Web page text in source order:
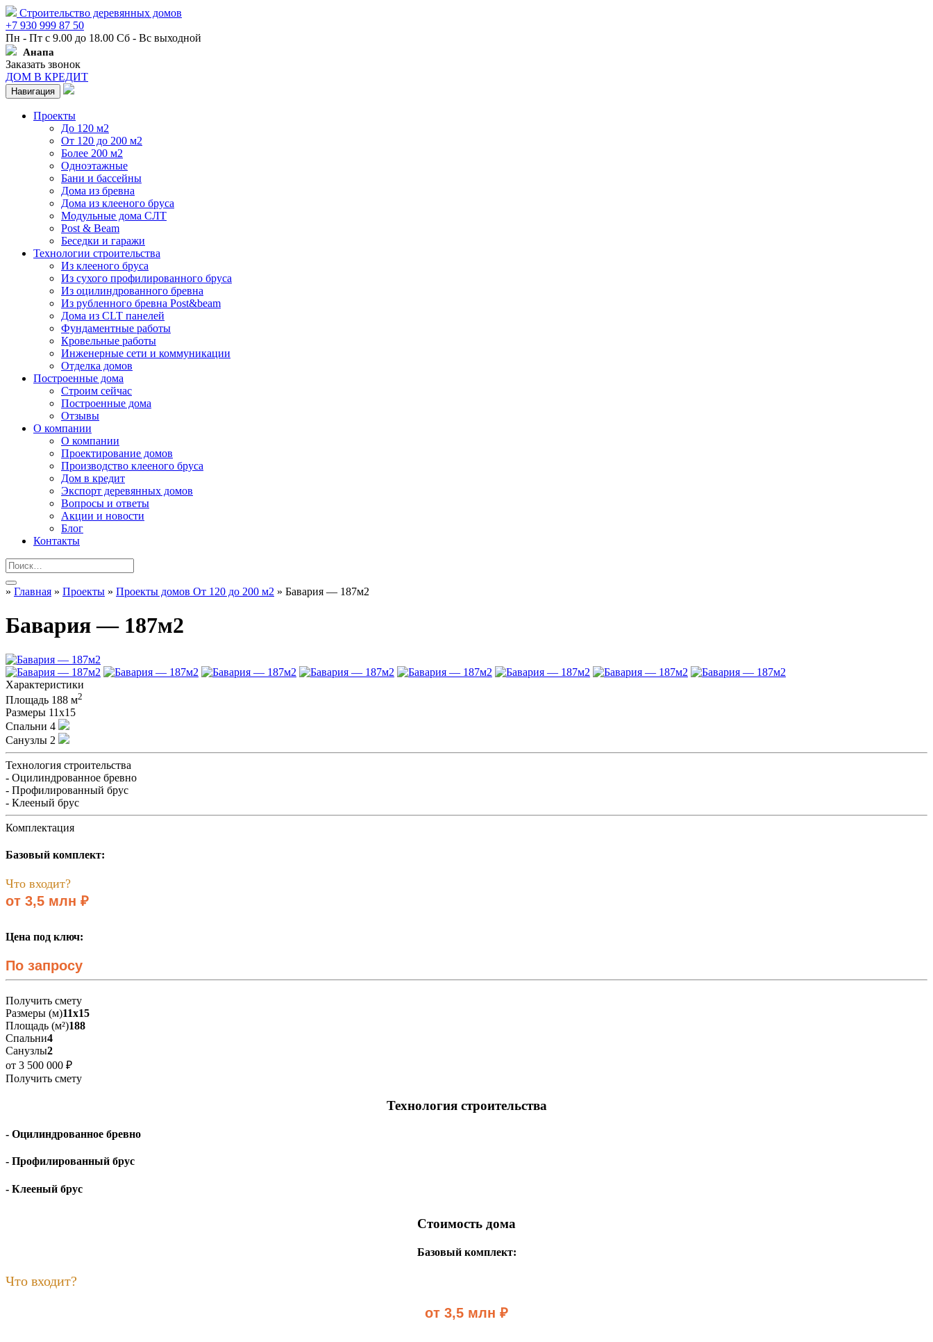
Строительство деревянных домов
+7 930 999 87 50
Пн - Пт с 9.00 до 18.00 Сб - Вс выходной
Анапа
Заказать звонок
ДОМ В КРЕДИТ
Навигация
Проекты
До 120 м2
От 120 до 200 м2
Более 200 м2
Одноэтажные
Бани и бассейны
Дома из бревна
Дома из клееного бруса
Модульные дома СЛТ
Post & Beam
Беседки и гаражи
Технологии строительства
Из клееного бруса
Из сухого профилированного бруса
Из оцилиндрованного бревна
Из рубленного бревна Post&beam
Дома из CLT панелей
Фундаментные работы
Кровельные работы
Инженерные сети и коммуникации
Отделка домов
Построенные дома
Строим сейчас
Построенные дома
Отзывы
О компании
О компании
Проектирование домов
Производство клееного бруса
Дом в кредит
Экспорт деревянных домов
Вопросы и ответы
Акции и новости
Блог
Контакты
» Главная » Проекты » Проекты домов От 120 до 200 м2 » Бавария — 187м2
Бавария — 187м2
Характеристики
Площадь 188 м2
Размеры 11х15
Спальни 4
Санузлы 2
Технология строительства
- Оцилиндрованное бревно
- Профилированный брус
- Клееный брус
Комплектация
Базовый комплект:
Что входит?
от 3,5 млн ₽
Цена под ключ:
По запросу
Получить смету
Размеры (м)11х15
Площадь (м²)188
Спальни4
Санузлы2
от 3 500 000 ₽
Получить смету
Технология строительства
- Оцилиндрованное бревно
- Профилированный брус
- Клееный брус
Стоимость дома
Базовый комплект:
Что входит?
от 3,5 млн ₽